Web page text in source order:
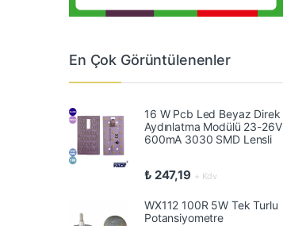
En Çok Görüntülenenler
16 W Pcb Led Beyaz Direk
Aydınlatma Modülü 23-26V
600mA 3030 SMD Lensli
₺ 247,19 + Kdv
WX112 100R 5W Tek Turlu
Potansiyometre